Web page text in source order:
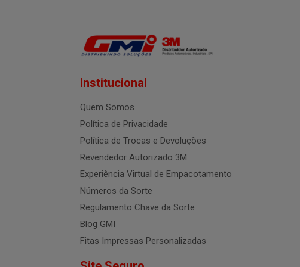
Institucional
Quem Somos
Política de Privacidade
Política de Trocas e Devoluções
Revendedor Autorizado 3M
Experiência Virtual de Empacotamento
Números da Sorte
Regulamento Chave da Sorte
Blog GMI
Fitas Impressas Personalizadas